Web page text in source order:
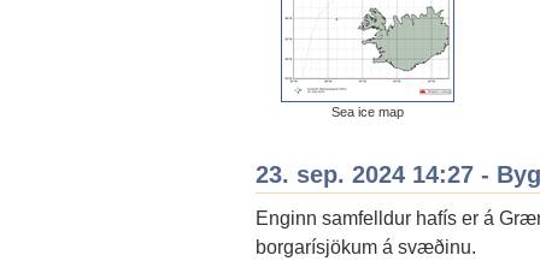
Sea ice map
23. sep. 2024 14:27 -
Enginn samfelldur hafís er á
borgarísjökum á svæðinu.